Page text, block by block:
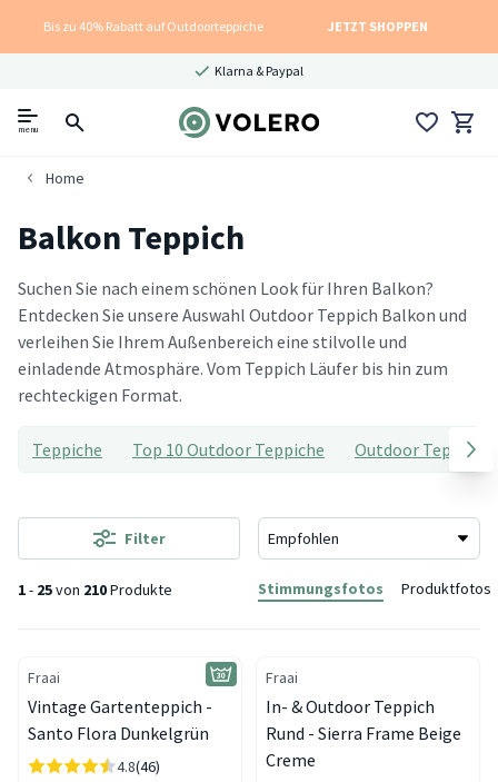
Bis zu 40% Rabatt auf Outdoorteppiche JETZT SHOPPEN
Klarna & Paypal
menu
Home
Balkon Teppich
Suchen Sie nach einem schönen Look für Ihren Balkon?
Entdecken Sie unsere Auswahl Outdoor Teppich Balkon und
verleihen Sie Ihrem Außenbereich eine stilvolle und
einladende Atmosphäre. Vom Teppich Läufer bis hin zum
rechteckigen Format.
Teppiche Top 10 Outdoor Teppiche Outdoor Teppich
1- 25von 210Produkte
Filter
Stimmungsfotos Produktfotos
Fraai
Vintage Gartenteppich -
Santo Flora Dunkelgrün
4.8(46)
Fraai
In- & Outdoor Teppich
Rund - Sierra Frame Beige
Creme